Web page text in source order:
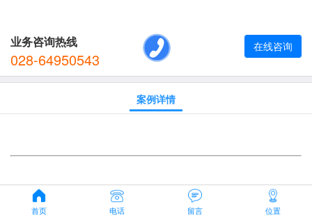
业务咨询热线
028-64950543
在线咨询
案例详情
首页 电话 留言 位置